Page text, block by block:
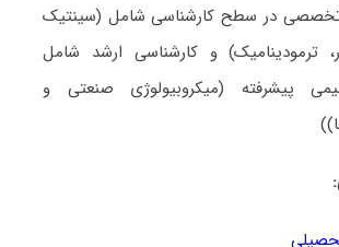
در سطح کارشناسی شامل (سینتیک
ترمودینامیک) و کارشناسی ارشد شامل
پیشرفته (میکروبیولوژی صنعتی و